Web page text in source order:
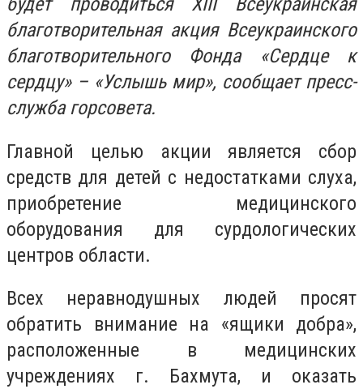
благотворительная акция Всеукраинского
благотворительного Фонда «Сердце к
сердцу» – «Услышь мир», сообщает пресс-
служба горсовета.
Главной целью акции является сбор
средств для детей с недостатками слуха,
приобретение медицинского
оборудования для сурдологических
центров области.
Всех неравнодушных людей просят
обратить внимание на «ящики добра»,
расположенные в медицинских
учреждениях г. Бахмута, и оказать